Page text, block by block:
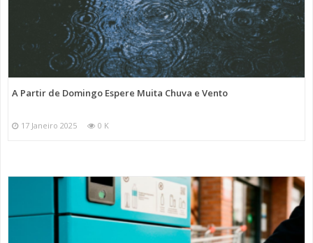
A Partir de Domingo Espere Muita Chuva e Vento
17 Janeiro 2025 0 K